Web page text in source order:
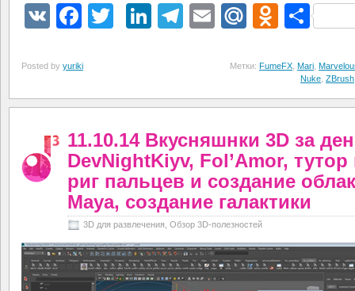
VK Facebook
TwitterLinkedIn
Telegram
EmailMail.Ru
Posted by yuriki Метки: FumeFX, Mari,
Nuke, ZBrush
11.10.14 Вкусняшнки 3D за
DevNightKiyv, Fol’Amor, тутор
риг пальцев и создание
Maya, создание галактики
3D для развлечения, Обзор 3D-полезностей